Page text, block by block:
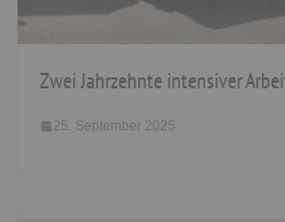
Zwei Jahrzehnte intensiver
25. September 2025